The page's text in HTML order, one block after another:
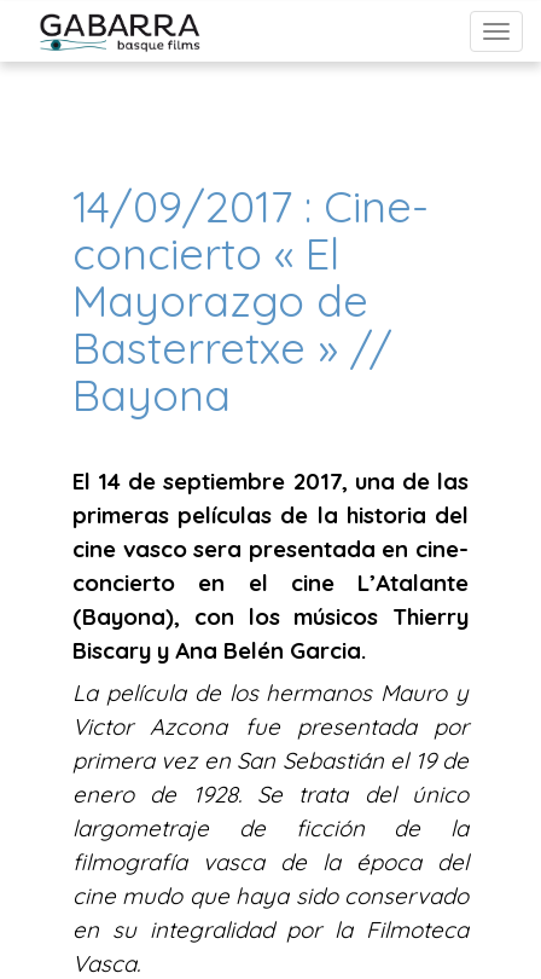
From Reels to Roulette: Unveiling the Dynamic Bond Between
Cinema, Gambling, and Pop Culture in Australia
14/09/2017 : Cine-
concierto « El
Mayorazgo de
Basterretxe » //
Bayona
El 14 de septiembre 2017, una de las
primeras películas de la historia del
cine vasco sera presentada en cine-
concierto en el cine L’Atalante
(Bayona), con los músicos Thierry
Biscary y Ana Belén Garcia.
La película de los hermanos Mauro y
Victor Azcona fue presentada por
primera vez en San Sebastián el 19 de
enero de 1928. Se trata del único
largometraje de ficción de la
filmografía vasca de la época del
cine mudo que haya sido conservado
en su integralidad por la Filmoteca
Vasca.